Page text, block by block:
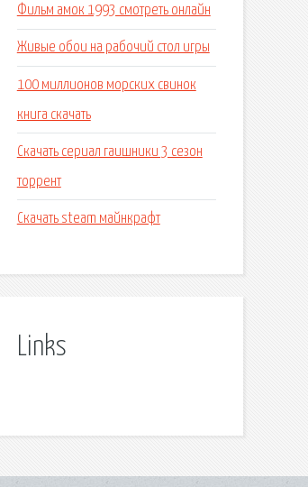
Фильм амок 1993 смотреть онлайн
Живые обои на рабочий стол игры
100 миллионов морских свинок
книга скачать
Скачать сериал гаишники 3 сезон
торрент
Скачать steam майнкрафт
Links